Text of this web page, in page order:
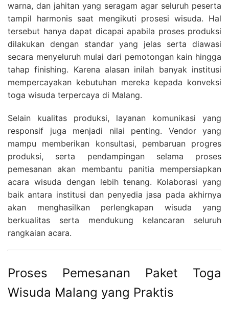
warna, dan jahitan yang seragam agar seluruh peserta
tampil harmonis saat mengikuti prosesi wisuda. Hal
tersebut hanya dapat dicapai apabila proses produksi
dilakukan dengan standar yang jelas serta diawasi
secara menyeluruh mulai dari pemotongan kain hingga
tahap finishing. Karena alasan inilah banyak institusi
mempercayakan kebutuhan mereka kepada konveksi
toga wisuda terpercaya di Malang.
Selain kualitas produksi, layanan komunikasi yang
responsif juga menjadi nilai penting. Vendor yang
mampu memberikan konsultasi, pembaruan progres
produksi, serta pendampingan selama proses
pemesanan akan membantu panitia mempersiapkan
acara wisuda dengan lebih tenang. Kolaborasi yang
baik antara institusi dan penyedia jasa pada akhirnya
akan menghasilkan perlengkapan wisuda yang
berkualitas serta mendukung kelancaran seluruh
rangkaian acara.
Proses Pemesanan Paket Toga
Wisuda Malang yang Praktis